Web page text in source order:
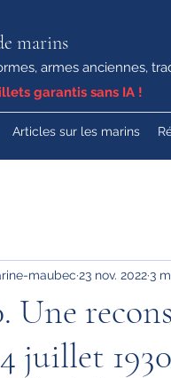
marins
armes anciennes,
garantis sans IA !
Articles sur les marins
Une
juillet
maubec 23 nov. 20223